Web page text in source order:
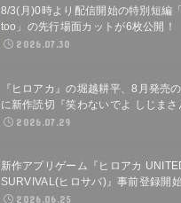
8/3(月)0時より配信開始の特別短編
too」の先行場面カットが6枚公開！
2026.07.30
『ヒロアカ』の堀越耕平、8月発売
に新作読切『笑わないでよ しじまさ
2026.07.29
新作アプリゲーム『ヒロアカ
SURVIVAL(ヒロサバ)』事前登録開
2026.06.25